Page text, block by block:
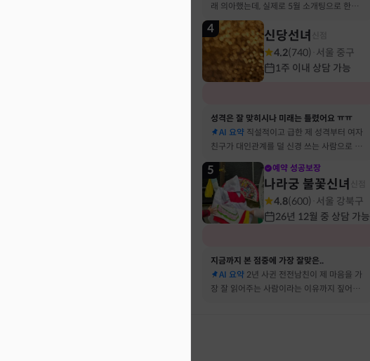
래 의아했는데, 실제로 5월 소개팅으로 한참
고민했던 사람이 있었어요
4 신당선녀
4.2(740) 서울 중구
1주 이내 상담 가능
성격은 잘 맞히시나 미래는 틀렸어요 ㅠㅠ
AI 요약 직설적이고 급한 제 성격부터 여자
친구가 대인관계를 덜 신경 쓰는 사람으로 바
뀔 거란 말까지 그대로 현실이 됐어요
5 예약 성공보장
나라궁 불꽃신녀
4.8(600) 서울 강북구
26년 12월 중 상담 가능
지금까지 본 점중에 가장 잘맞은..
AI 요약 2년 사귄 전전남친이 제 마음을 가
장 잘 읽어주는 사람이라는 이유까지 짚어줘